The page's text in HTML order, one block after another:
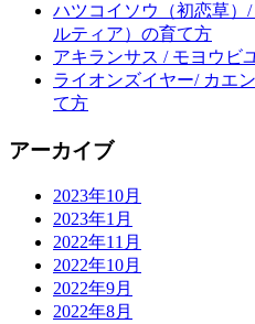
ハツコイソウ（初恋草）
ルティア）の育て方
アキランサス / モヨウビ
ライオンズイヤー/ カエ
て方
アーカイブ
2023年10月
2023年1月
2022年11月
2022年10月
2022年9月
2022年8月